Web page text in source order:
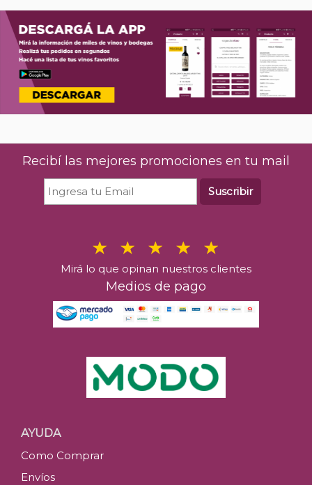
Recibí las mejores promociones en tu mail
Suscribir
Mirá lo que opinan nuestros clientes
Medios de pago
AYUDA
Como Comprar
Envíos